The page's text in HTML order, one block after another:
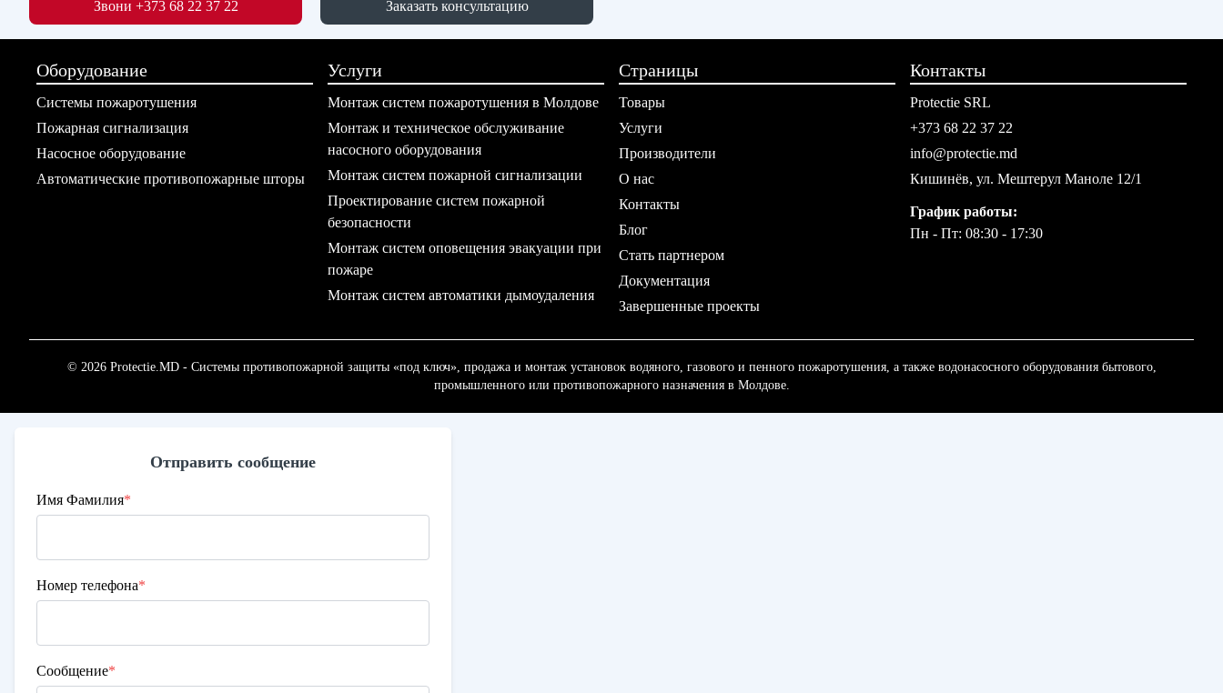
Звони +373 68 22 37 22 Заказать консультацию
Оборудование
Системы пожаротушения
Пожарная сигнализация
Насосное оборудование
Автоматические противопожарные шторы
Услуги
Монтаж систем пожаротушения в Молдове
Монтаж и техническое обслуживание
насосного оборудования
Монтаж систем пожарной сигнализации
Проектирование систем пожарной
безопасности
Монтаж систем оповещения эвакуации при
пожаре
Монтаж систем автоматики дымоудаления
Страницы
Товары
Услуги
Производители
О нас
Контакты
Блог
Стать партнером
Документация
Завершенные проекты
Контакты
Protectie SRL
+373 68 22 37 22
info@protectie.md
Кишинёв, ул. Мештерул Маноле 12/1
График работы:
Пн - Пт: 08:30 - 17:30
© 2026 Protectie.MD - Системы противопожарной защиты «под ключ», продажа и монтаж установок водяного, газового и пенного пожаротушения, а также водонасосного оборудования бытового,
промышленного или противопожарного назначения в Молдове.
Отправить сообщение
Имя Фамилия*
Номер телефона*
Сообщение*